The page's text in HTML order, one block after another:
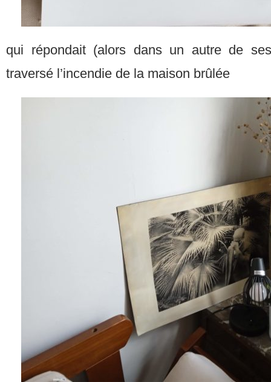
qui répondait (alors dans un autre de
traversé l’incendie de la maison brûlée